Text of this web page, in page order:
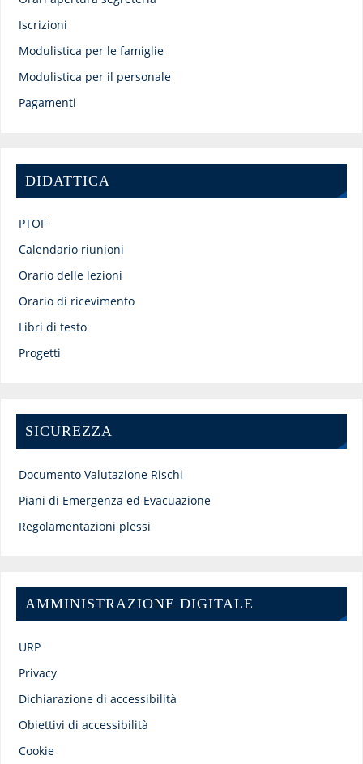
Iscrizioni
Modulistica per le famiglie
Modulistica per il personale
Pagamenti
DIDATTICA
PTOF
Calendario riunioni
Orario delle lezioni
Orario di ricevimento
Libri di testo
Progetti
SICUREZZA
Documento Valutazione Rischi
Piani di Emergenza ed Evacuazione
Regolamentazioni plessi
AMMINISTRAZIONE DIGITALE
URP
Privacy
Dichiarazione di accessibilità
Obiettivi di accessibilità
Cookie